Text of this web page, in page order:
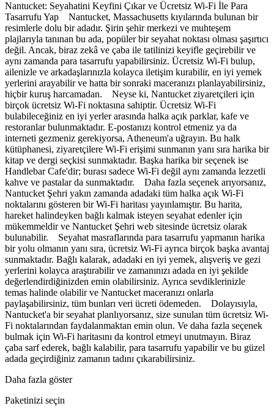
Nantucket: Seyahatini Keyfini Çıkar ve Ücretsiz Wi-Fi İle Para
Tasarrufu Yap Nantucket, Massachusetts kıyılarında bulunan bir
resimlerle dolu bir adadır. Şirin şehir merkezi ve muhteşem
plajlarıyla tanınan bu ada, popüler bir seyahat noktası olması şaşırtıcı
değil. Ancak, biraz zekâ ve çaba ile tatilinizi keyifle geçirebilir ve
aynı zamanda para tasarrufu yapabilirsiniz. Ücretsiz Wi-Fi bulup,
ailenizle ve arkadaşlarınızla kolayca iletişim kurabilir, en iyi yemek
yerlerini arayabilir ve hatta bir sonraki maceranızı planlayabilirsiniz,
hiçbir kuruş harcamadan. Neyse ki, Nantucket ziyaretçileri için
birçok ücretsiz Wi-Fi noktasına sahiptir. Ücretsiz Wi-Fi
bulabileceğiniz en iyi yerler arasında halka açık parklar, kafe ve
restoranlar bulunmaktadır. E-postanızı kontrol etmeniz ya da
interneti gezmeniz gerekiyorsa, Atheneum'a uğrayın. Bu halk
kütüphanesi, ziyaretçilere Wi-Fi erişimi sunmanın yanı sıra harika bir
kitap ve dergi seçkisi sunmaktadır. Başka harika bir seçenek ise
Handlebar Cafe'dir; burası sadece Wi-Fi değil aynı zamanda lezzetli
kahve ve pastalar da sunmaktadır. Daha fazla seçenek arıyorsanız,
Nantucket Şehri yakın zamanda adadaki tüm halka açık Wi-Fi
noktalarını gösteren bir Wi-Fi haritası yayınlamıştır. Bu harita,
hareket halindeyken bağlı kalmak isteyen seyahat edenler için
mükemmeldir ve Nantucket Şehri web sitesinde ücretsiz olarak
bulunabilir. Seyahat masraflarında para tasarrufu yapmanın harika
bir yolu olmanın yanı sıra, ücretsiz Wi-Fi ayrıca birçok başka avantaj
sunmaktadır. Bağlı kalarak, adadaki en iyi yemek, alışveriş ve gezi
yerlerini kolayca araştırabilir ve zamanınızı adada en iyi şekilde
değerlendirdiğinizden emin olabilirsiniz. Ayrıca sevdiklerinizle
temas halinde olabilir ve Nantucket maceranızı onlarla
paylaşabilirsiniz, tüm bunları veri ücreti ödemeden. Dolayısıyla,
Nantucket'a bir seyahat planlıyorsanız, size sunulan tüm ücretsiz Wi-
Fi noktalarından faydalanmaktan emin olun. Ve daha fazla seçenek
bulmak için Wi-Fi haritasını da kontrol etmeyi unutmayın. Biraz
çaba sarf ederek, bağlı kalabilir, para tasarrufu yapabilir ve bu güzel
adada geçirdiğiniz zamanın tadını çıkarabilirsiniz.
Daha fazla göster
Paketinizi seçin